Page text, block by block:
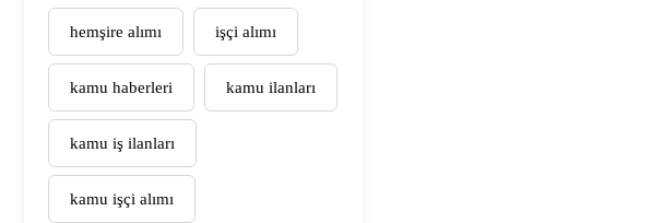
hemşire alımı işçi alımı
kamu haberleri kamu ilanları
kamu iş ilanları
kamu işçi alımı